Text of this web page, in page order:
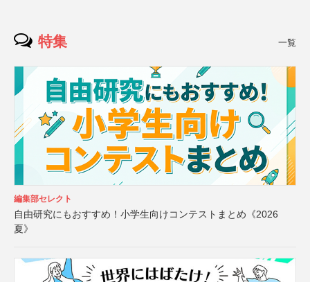
特集 一覧
編集部セレクト
自由研究にもおすすめ！小学生向けコンテストまとめ《2026
夏》